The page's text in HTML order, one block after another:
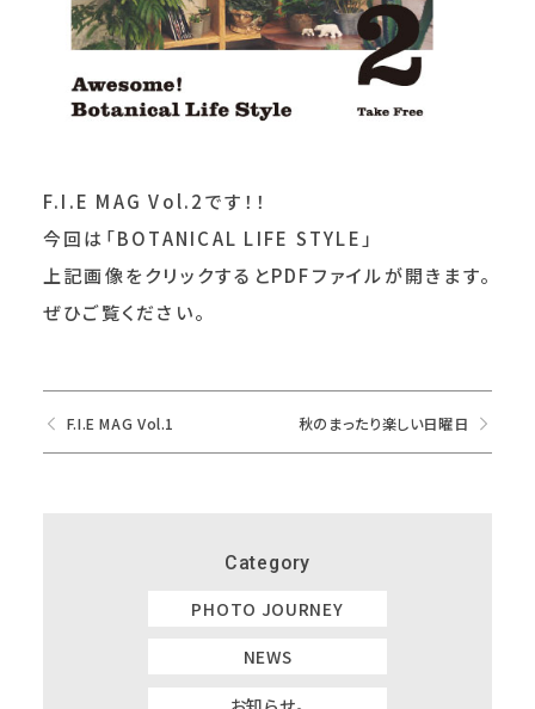
F.I.E MAG Vol.2です！！
今回は「BOTANICAL LIFE STYLE」
上記画像をクリックするとPDFファイルが開きます。
ぜひご覧ください。
F.I.E MAG Vol.1 秋のまったり楽しい日曜日
Category
PHOTO JOURNEY
NEWS